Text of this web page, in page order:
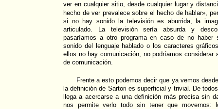
ver en cualquier sitio, desde cualquier lugar y
hecho de ver prevalece sobre el hecho de hablar»,
si no hay sonido la televisión es aburrida, la
articulado. La televisión sería absurda y
pasaríamos a otro programa en caso de no haber
sonido del lenguaje hablado o los caracteres
ellos no hay comunicación, no podríamos considerar
de comunicación.
Frente a esto podemos decir que ya vemos
la definición de Sartori es superficial y trivial. De
llega a acercarse a una definición más precisa sin
nos permite verlo todo sin tener que